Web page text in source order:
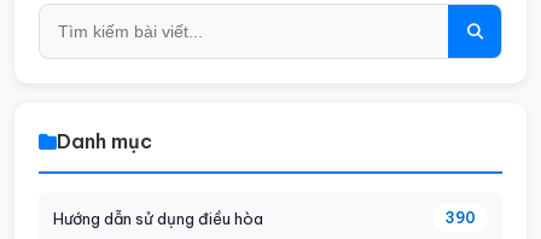
Danh mục
Hướng dẫn sử dụng điều hòa 390